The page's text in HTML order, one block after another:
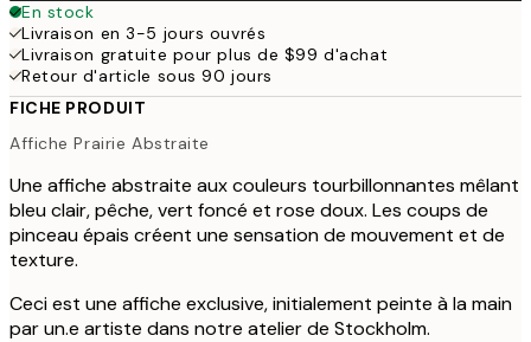
En stock
Livraison en 3-5 jours ouvrés
Livraison gratuite pour plus de $99 d'achat
Retour d'article sous 90 jours
FICHE PRODUIT
Affiche Prairie Abstraite
Une affiche abstraite aux couleurs tourbillonnantes mêlant
bleu clair, pêche, vert foncé et rose doux. Les coups de
pinceau épais créent une sensation de mouvement et de
texture.
Ceci est une affiche exclusive, initialement peinte à la main
par un.e artiste dans notre atelier de Stockholm.